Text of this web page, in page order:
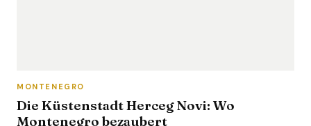
MONTENEGRO
Die Küstenstadt Herceg Novi:­ Wo
Montenegro bezaubert